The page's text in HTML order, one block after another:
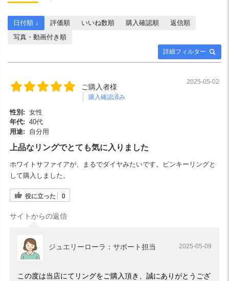
詳細フィルター
日付順 ↓ 評価順 いいね数順 購入確認順
返信順
写真・動画付き順
ご購入者様
購入確認済み
2025-05-02
性別: 女性
年代: 40代
用途:
自分用
上品なリングでとても気に入りました
ホワイトサファイアが、まるでダイヤみたいです。ピンキーリングと
して購入しました。
役に立った 0
サイトからの返信
ジュエリーローラ：サポート担当 2025-05-09
この度は当店にてリングをご購入頂き、誠にありがとうござ